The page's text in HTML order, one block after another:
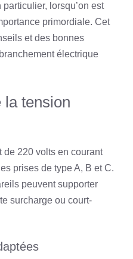
lorsqu’on est
primordiale. Cet
et des bonnes
électrique
la tension
de 220 volts en courant
prises de type A, B et C.
peuvent supporter
surcharge ou court-